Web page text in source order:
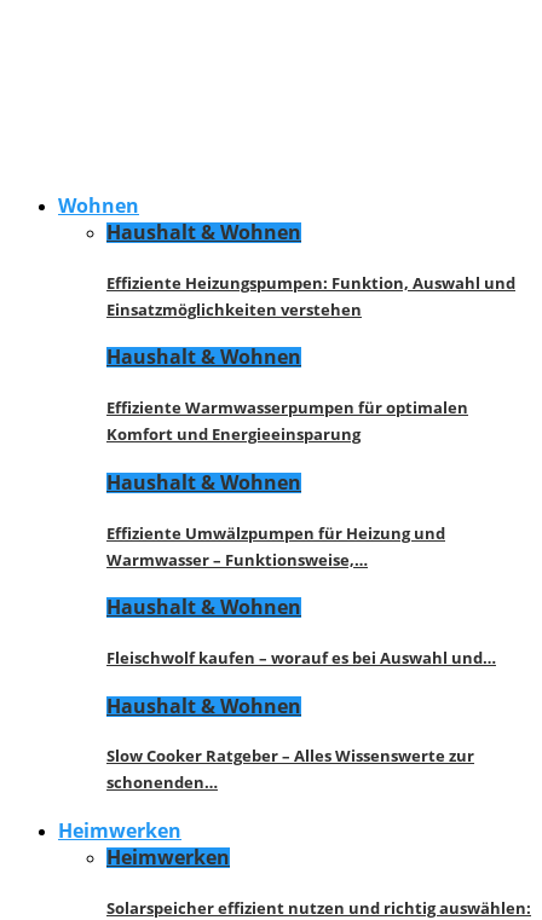
Wohnen
Haushalt & Wohnen
Effiziente Heizungspumpen: Funktion, Auswahl und
Einsatzmöglichkeiten verstehen
Haushalt & Wohnen
Effiziente Warmwasserpumpen für optimalen
Komfort und Energieeinsparung
Haushalt & Wohnen
Effiziente Umwälzpumpen für Heizung und
Warmwasser – Funktionsweise,…
Haushalt & Wohnen
Fleischwolf kaufen – worauf es bei Auswahl und…
Haushalt & Wohnen
Slow Cooker Ratgeber – Alles Wissenswerte zur
schonenden…
Heimwerken
Heimwerken
Solarspeicher effizient nutzen und richtig auswählen: